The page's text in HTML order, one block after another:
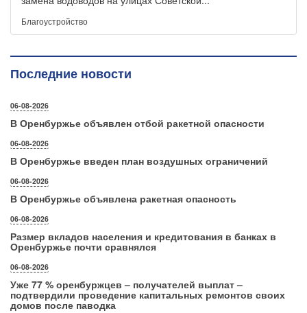
Благоустройство
Последние новости
06-08-2026
В Оренбуржье объявлен отбой ракетной опасности
06-08-2026
В Оренбуржье введен план воздушных ограничений
06-08-2026
В Оренбуржье объявлена ракетная опасность
06-08-2026
Размер вкладов населения и кредитования в банках в
Оренбуржье почти сравнялся
06-08-2026
Уже 77 % оренбуржцев – получателей выплат –
подтвердили проведение капитальных ремонтов своих
домов после паводка